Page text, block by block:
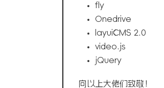
fly
Onedrive
layuiCMS 2.0
video.js
jQuery
向以上大佬们致敬！